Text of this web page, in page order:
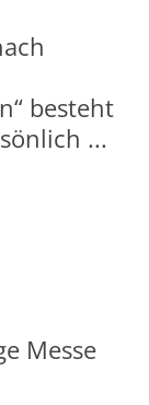
besteht
...
Messe